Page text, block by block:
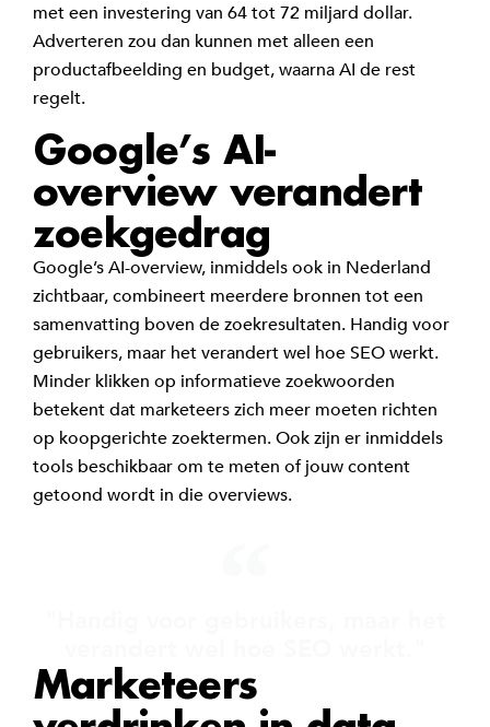
met een investering van 64 tot 72 miljard dollar.
Adverteren zou dan kunnen met alleen een
productafbeelding en budget, waarna AI de rest
regelt.
Google’s AI-
overview verandert
zoekgedrag
Google’s AI-overview, inmiddels ook in Nederland
zichtbaar, combineert meerdere bronnen tot een
samenvatting boven de zoekresultaten. Handig voor
gebruikers, maar het verandert wel hoe SEO werkt.
Minder klikken op informatieve zoekwoorden
betekent dat marketeers zich meer moeten richten
op koopgerichte zoektermen. Ook zijn er inmiddels
tools beschikbaar om te meten of jouw content
getoond wordt in die overviews.
Marketeers